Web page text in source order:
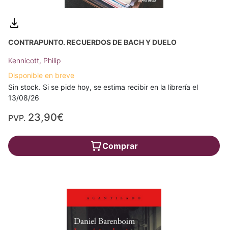
CONTRAPUNTO. RECUERDOS DE BACH Y DUELO
Kennicott, Philip
Disponible en breve
Sin stock. Si se pide hoy, se estima recibir en la librería el
13/08/26
PVP. 23,90€
Comprar